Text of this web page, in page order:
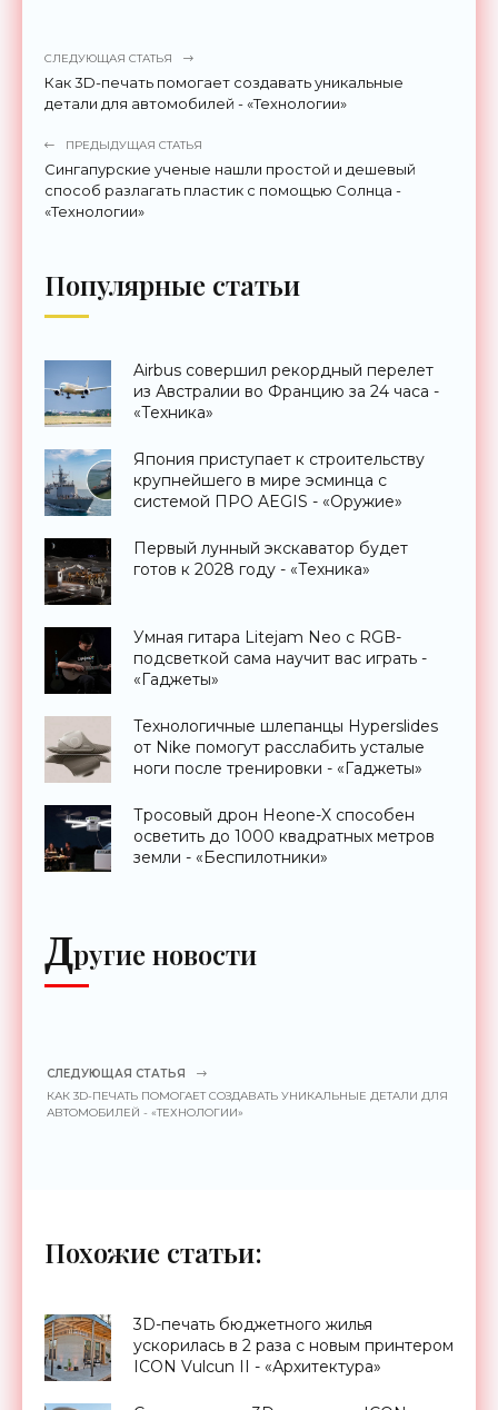
СЛЕДУЮЩАЯ СТАТЬЯ
Как 3D-печать помогает создавать уникальные
детали для автомобилей - «Технологии»
ПРЕДЫДУЩАЯ СТАТЬЯ
Сингапурские ученые нашли простой и дешевый
способ разлагать пластик с помощью Солнца -
«Технологии»
Популярные статьи
Airbus совершил рекордный перелет
из Австралии во Францию за 24 часа -
«Техника»
Япония приступает к строительству
крупнейшего в мире эсминца с
системой ПРО AEGIS - «Оружие»
Первый лунный экскаватор будет
готов к 2028 году - «Техника»
Умная гитара Litejam Neo с RGB-
подсветкой сама научит вас играть -
«Гаджеты»
Технологичные шлепанцы Hyperslides
от Nike помогут расслабить усталые
ноги после тренировки - «Гаджеты»
Тросовый дрон Heone-X способен
осветить до 1000 квадратных метров
земли - «Беспилотники»
Другие новости
СЛЕДУЮЩАЯ СТАТЬЯ
КАК 3D-ПЕЧАТЬ ПОМОГАЕТ СОЗДАВАТЬ УНИКАЛЬНЫЕ ДЕТАЛИ ДЛЯ
АВТОМОБИЛЕЙ - «ТЕХНОЛОГИИ»
Похожие статьи:
3D-печать бюджетного жилья
ускорилась в 2 раза с новым принтером
ICON Vulcun II - «Архитектура»